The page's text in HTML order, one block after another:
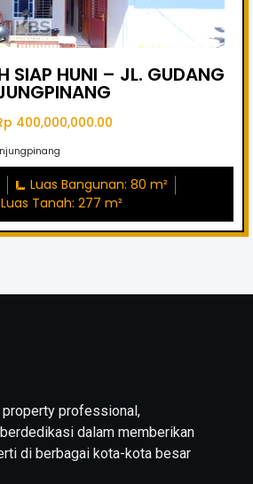
SIAP HUNI – JL. GUDANG
400,000,000.00
Luas Bangunan: 80 m²
Luas Tanah: 277 m²
professional,
dalam memberikan
di berbagai kota-kota besar